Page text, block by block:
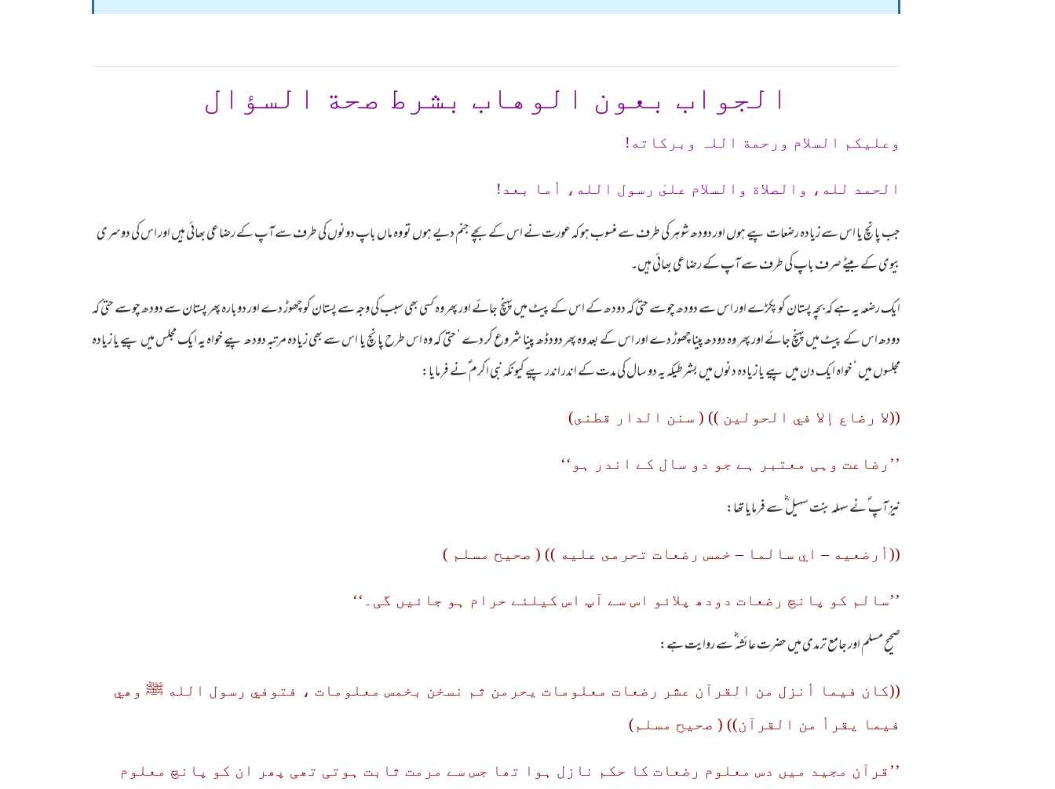
الجواب بعون الوهاب بشرط صحة السؤال
وعلیکم السلام ورحمة اللہ وبرکاته!
الحمد لله، والصلاة والسلام علىٰ رسول الله، أما بعد!
جب پانچ یا اس سے زیادہ رضعات پیے ہوں اور دودھ شوہر کی طرف سے منسوب ہو کہ عورت نے اس کے بچے جنم دیے ہوں تو وہ ماں باپ دونوں کی طرف سے آپ کے رضاعی بھائی ہیں اور اس کی دوسری
بیوی کے بیٹے صرف باپ کی طرف سے آپ کے رضاعی بھائی ہیں۔
ایک رضعہ یہ ہے کہ بچہ پستان کو پکڑے اور اس سے دودھ چوسے حتی کہ دودھ کے اس کے پیٹ میں پہنچ جائے اور پھر وہ کسی بھی سبب کی وجہ سے پستان کو چھوڑ دے اور دوبارہ پھر پستان سے دودھ چوسے حتی کہ
دودھ اس کے پیٹ میں پہنچ جائے اور پھر وہ دودھ پینا چھوڑ دے اور اس کے بعد وہ پھر دودڈھ پینا شروع کر دے ‘ حتی کہ وہ اس طرح پانچ یا اس سے بھی زیادہ مرتبہ دودھ پیے خواہ یہ ایک مجلس میں پیے یا زیادہ
مجلسوں میں ‘ خواہ ایک دن میں پیے یا زیادہ دنوں میں بشرطیکہ یہ دو سال کی مدت کے اندر اندر پیے کیونکہ نبی اکرم ؐ نے فرمایا:
((لا رضاع إلا في الحولين )) ( سنن الدار قطنى)
’’رضاعت وہی معتبر ہے جو دو سال کے اندر ہو‘‘
نیز آپ ؐ نے سہلہ بنت سہیل ؓ سے فرمایا تھا:
((أرضعيه – اي سالما – خمس رضعات تحرمى عليه )) ( صحيح مسلم )
’’سالم کو پانچ رضعات دودھ پلائو اس سے آپ اس کیلئے حرام ہو جائیں گی۔‘‘
صحیح مسلم اور جامع ترمدی میں حضرت عائشہ ؓ سے روایت ہے:
((كان فيما أنزل من القرآن عشر رضعات معلومات يحرمن ثم نسخن بخمس معلومات ، فتوفي رسول الله ﷺ وهي
فيما يقرأ من القرآن)) ( صحيح مسلم)
’’قرآن مجید میں دس معلوم رضعات کا حکم نازل ہوا تھا جس سے مرمت ثابت ہوتی تھی پھر ان کو پانچ معلوم